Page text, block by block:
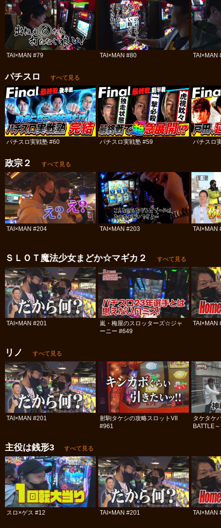
TAI×MAN #79 TAI×MAN #80 TAI×MAN
パチスロ すべて見る
パチスロ実戦塾 #60 パチスロ実戦塾 #59 パチスロ
政宗２ すべて見る
TAI×MAN #204 TAI×MAN #203 TAI×MAN
ＳＬＯＴ魔法少女まどか☆マギカ２ すべて見る
TAI×MAN #201
嵐・梅屋のスロッターズ☆ジャ
ーニー #649
TAI×MAN
リノ すべて見る
TAI×MAN #201
射駒タケシの攻略スロットVII
#961
タケタケ
BATTLE
主役は銭形3 すべて見る
スロ×ゲス #12 TAI×MAN #201 TAI×MAN